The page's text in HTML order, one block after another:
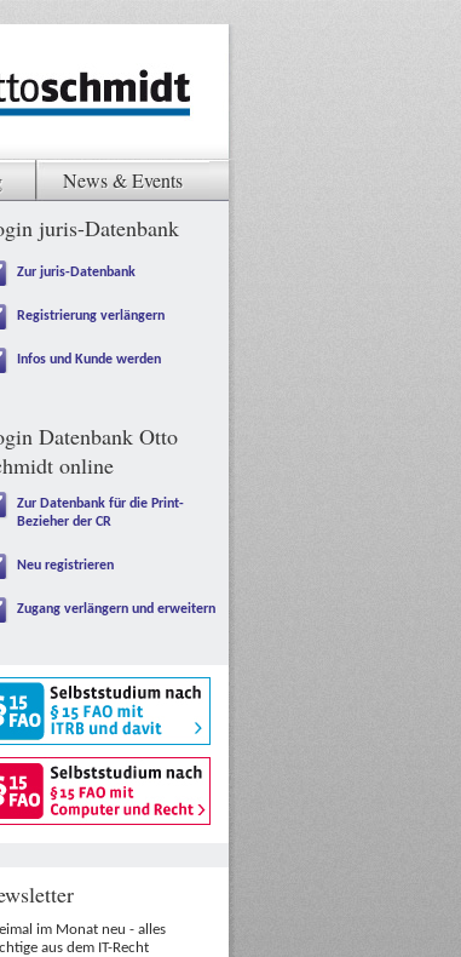
News & Events
juris-Datenbank
Zur juris-Datenbank
Registrierung verlängern
Infos und Kunde werden
Datenbank Otto
online
Zur Datenbank für die Print-
Bezieher der CR
Neu registrieren
Zugang verlängern und erweitern
im Monat neu - alles
aus dem IT-Recht